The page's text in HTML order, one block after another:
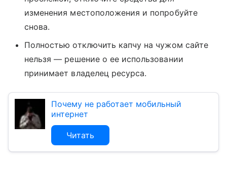
изменения местоположения и попробуйте
снова.
Полностью отключить капчу на чужом сайте
нельзя — решение о ее использовании
принимает владелец ресурса.
Почему не работает мобильный
интернет
Читать